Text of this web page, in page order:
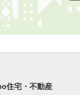
住宅・不動産